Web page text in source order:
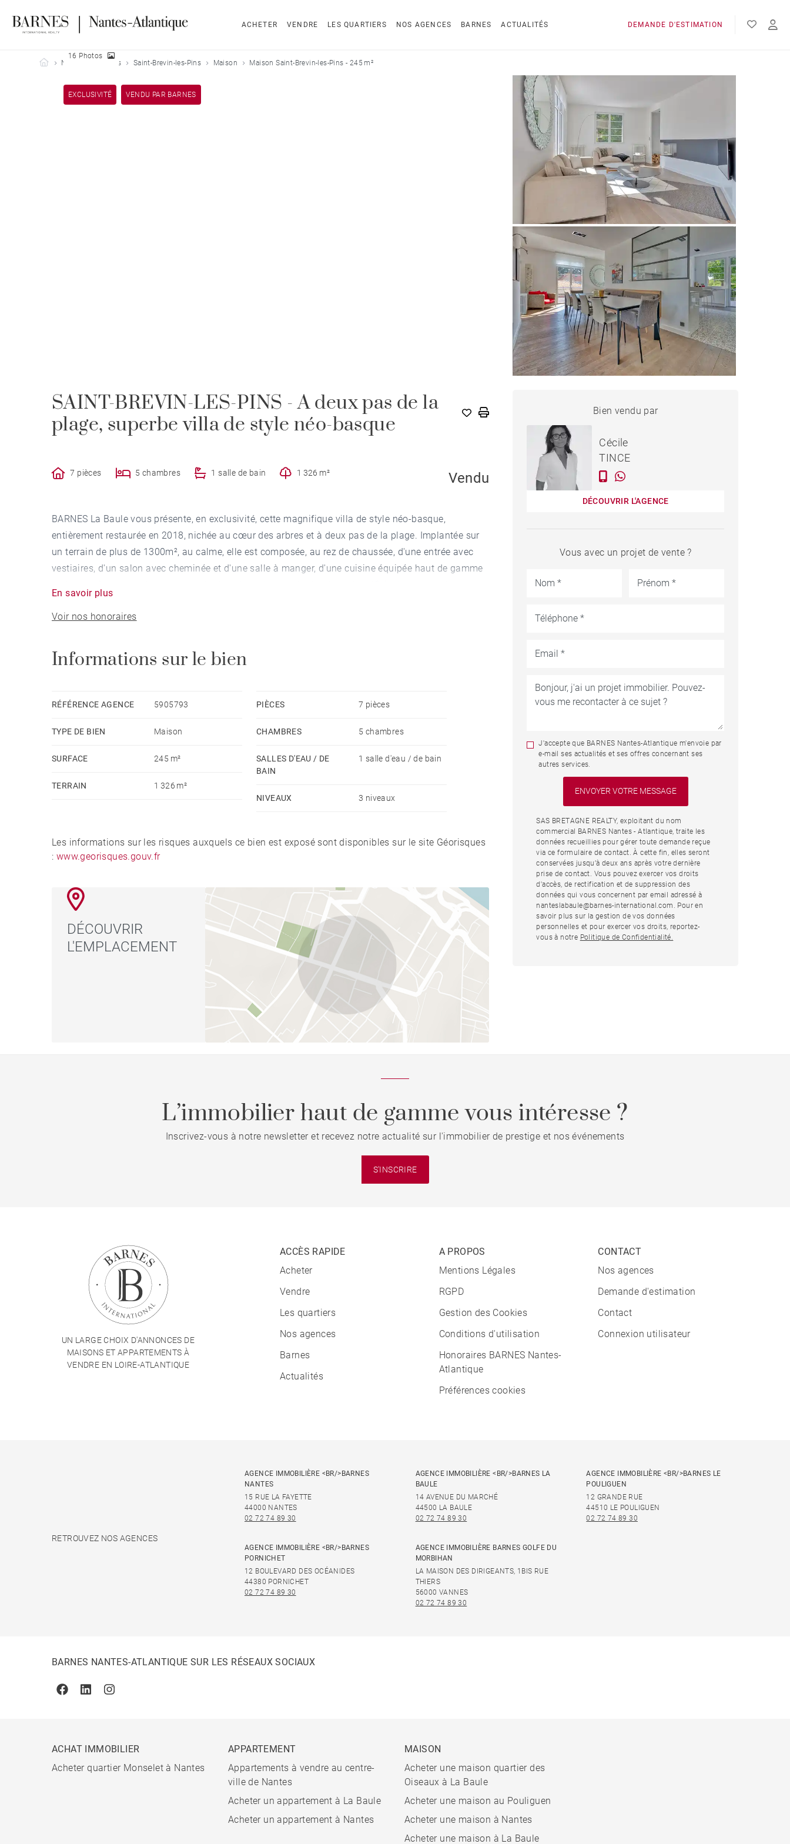
ACHETER VENDRE LES QUARTIERS NOS AGENCES BARNES ACTUALITÉS DEMANDE D'ESTIMATION
Barnes Nantes-Atlantique
Nos biens vendus Saint-Brevin-les-Pins Maison Maison Saint-Brevin-les-Pins - 245 m²
EXCLUSIVITÉ VENDU PAR BARNES
16 Photos
SAINT-BREVIN-LES-PINS - A deux pas de la
plage, superbe villa de style néo-basque
7 pièces 5 chambres 1 salle de bain 1 326 m² Vendu
BARNES La Baule vous présente, en exclusivité, cette magnifique villa de style néo-basque,
entièrement restaurée en 2018, nichée au cœur des arbres et à deux pas de la plage. Implantée sur
un terrain de plus de 1300m², au calme, elle est composée, au rez de chaussée, d'une entrée avec
vestiaires, d'un salon avec cheminée et d'une salle à manger, d'une cuisine équipée haut de gamme
grandes chambres avec leur salle de bain privative et un espace salon. Le rez de jardin offre une
belle cuisine d'été avec sa pièce de réception pour les grands évènements familiaux ou entre amis
dans les pièces de vie favorisent une belle luminosité ainsi qu'une ambiance cosy grâce à
l'environnement très arboré. Les larges terrasses autour de la maison et son jacuzzi sont un vrai
alarme, portail électrique. Coup de cœur assuré. Honoraires à la charge du vendeur - Les
www.georisques.gouv.fr
En savoir plus
Voir nos honoraires
Informations sur le bien
RÉFÉRENCE AGENCE 5905793
TYPE DE BIEN Maison
SURFACE 245 m²
TERRAIN 1 326 m²
PIÈCES 7 pièces
CHAMBRES 5 chambres
SALLES D'EAU / DE
BAIN
1 salle d'eau / de bain
NIVEAUX 3 niveaux
Les informations sur les risques auxquels ce bien est exposé sont disponibles sur le site Géorisques
: www.georisques.gouv.fr
DÉCOUVRIR
L'EMPLACEMENT
MAISON SAINT-BREVIN-
LES-PINS - 245 M²
Bien vendu par
Cécile
TINCE
DÉCOUVRIR L'AGENCE
Vous avec un projet de vente ?
J'accepte que BARNES Nantes-Atlantique m'envoie par
e-mail ses actualités et ses offres concernant ses
autres services.
SAS BRETAGNE REALTY, exploitant du nom
commercial BARNES Nantes - Atlantique, traite les
données recueillies pour gérer toute demande reçue
via ce formulaire de contact. À cette fin, elles seront
conservées jusqu’à deux ans après votre dernière
prise de contact. Vous pouvez exercer vos droits
d'accès, de rectification et de suppression des
données qui vous concernent par email adressé à
nanteslabaule@barnes-international.com. Pour en
savoir plus sur la gestion de vos données
personnelles et pour exercer vos droits, reportez-
vous à notre Politique de Confidentialité.
L’immobilier haut de gamme vous intéresse ?
Inscrivez-vous à notre newsletter et recevez notre actualité sur l'immobilier de prestige et nos événements
S'INSCRIRE
UN LARGE CHOIX D'ANNONCES DE
MAISONS ET APPARTEMENTS À
VENDRE EN LOIRE-ATLANTIQUE
ACCÈS RAPIDE
Acheter
Vendre
Les quartiers
Nos agences
Barnes
Actualités
A PROPOS
Mentions Légales
RGPD
Gestion des Cookies
Conditions d'utilisation
Honoraires BARNES Nantes-
Atlantique
Préférences cookies
CONTACT
Nos agences
Demande d'estimation
Contact
Connexion utilisateur
RETROUVEZ NOS AGENCES
AGENCE IMMOBILIÈRE <BR/>BARNES
NANTES
15 RUE LA FAYETTE
44000 NANTES
02 72 74 89 30
AGENCE IMMOBILIÈRE <BR/>BARNES LA
BAULE
14 AVENUE DU MARCHÉ
44500 LA BAULE
02 72 74 89 30
AGENCE IMMOBILIÈRE <BR/>BARNES LE
POULIGUEN
12 GRANDE RUE
44510 LE POULIGUEN
02 72 74 89 30
AGENCE IMMOBILIÈRE <BR/>BARNES
PORNICHET
12 BOULEVARD DES OCÉANIDES
44380 PORNICHET
02 72 74 89 30
AGENCE IMMOBILIÈRE BARNES GOLFE DU
MORBIHAN
LA MAISON DES DIRIGEANTS, 1BIS RUE
THIERS
56000 VANNES
02 72 74 89 30
BARNES NANTES-ATLANTIQUE SUR LES RÉSEAUX SOCIAUX
FacebookLinkedinInstagram
ACHAT IMMOBILIER
Acheter quartier Monselet à Nantes
APPARTEMENT
Appartements à vendre au centre-
ville de Nantes
Acheter un appartement à La Baule
Acheter un appartement à Nantes
MAISON
Acheter une maison quartier des
Oiseaux à La Baule
Acheter une maison au Pouliguen
Acheter une maison à Nantes
Acheter une maison à La Baule